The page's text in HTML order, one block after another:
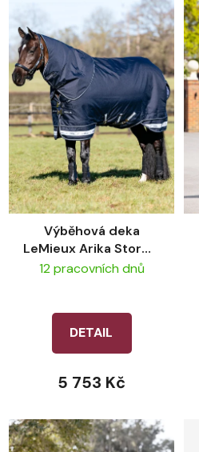
ý
p
i
s
p
r
o
d
u
k
t
Výběhová deka
LeMieux Arika Storm-
Tek 50g - Navy
12 pracovních dnů
DETAIL
5 753 Kč